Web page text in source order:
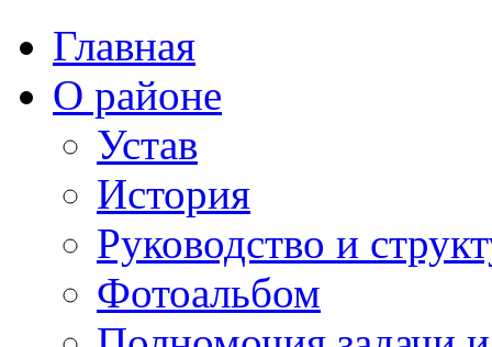
Главная
О районе
Устав
История
Руководство и
Фотоальбом